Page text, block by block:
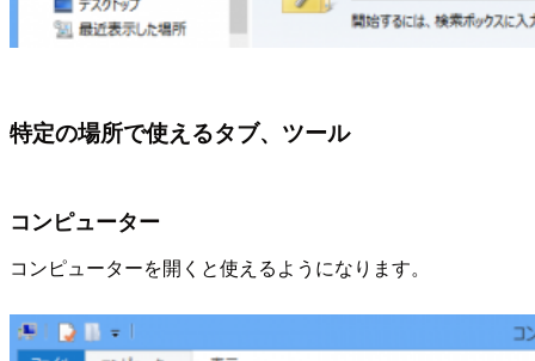
特定の場所で使えるタブ、ツール
コンピューター
コンピューターを開くと使えるようになります。